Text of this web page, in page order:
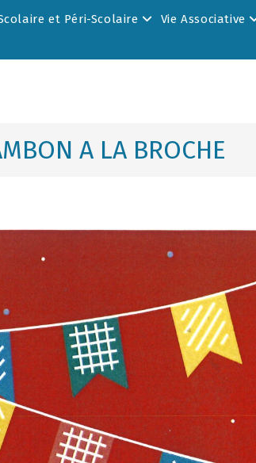
et Péri-Scolaire Vie Associative
A LA BROCHE